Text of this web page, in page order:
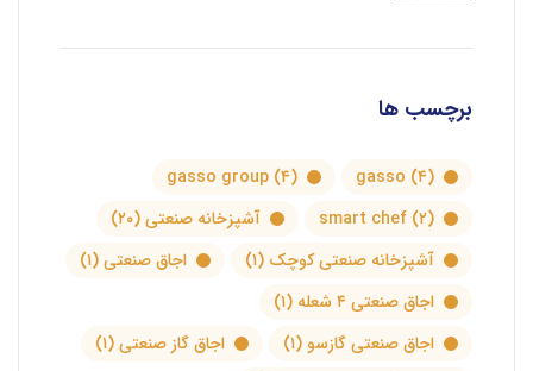
برچسب ها
gasso (۴) gasso group (۴)
smart chef (۲) آشپزخانه صنعتی(۲۰)
آشپزخانه صنعتی کوچک (۱) اجاق صنعتی(۱)
اجاق صنعتی ۴ شعله
(۱)
اجاق صنعتی گازسو (۱) اجاق گاز صنعتی(۱)